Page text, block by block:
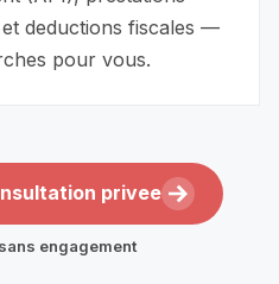
deductions fiscales —
pour vous.
privee
engagement